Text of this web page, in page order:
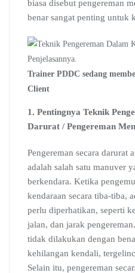
biasa disebut pengereman
benar sangat penting untuk
Trainer PDDC sedang
Client
1. Pentingnya Teknik
Darurat / Pengereman
Pengereman secara darurat
adalah salah satu manuver
berkendara. Ketika
kendaraan secara tiba-tiba,
perlu diperhatikan, seperti
jalan, dan jarak
tidak dilakukan dengan
kehilangan kendali,
Selain itu, pengereman